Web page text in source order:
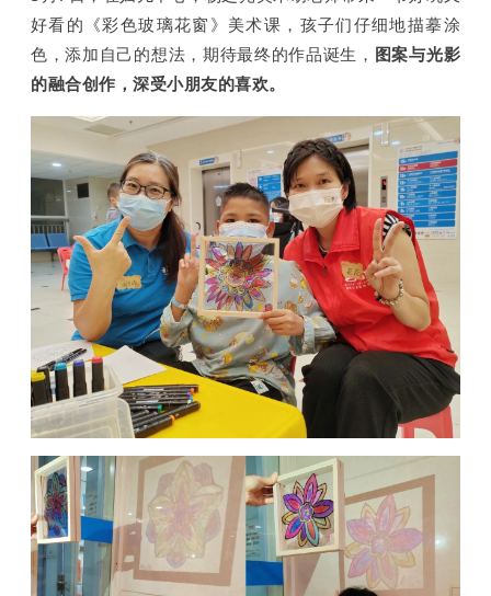
好看的《彩色玻璃花窗》美术课，孩子们仔细地描摹涂
色，添加自己的想法，期待最终的作品诞生， 图案与光影
的融合创作，深受小朋友的喜欢。